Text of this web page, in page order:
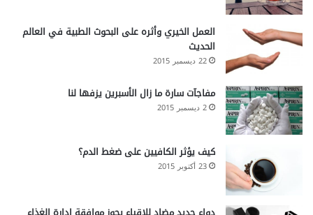
العمل الخيري وأثره على البحوث الطبية في العالم
الحديث
22 ديسمبر 2015
مفاجآت سارة ما زال الأسبرين يزفها لنا
2 ديسمبر 2015
كيف يؤثر الكافيين على ضغط الدم؟
23 أكتوبر 2015